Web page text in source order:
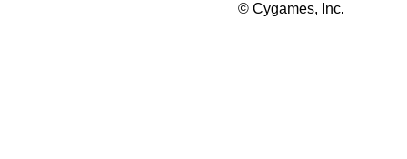
© Cygames, Inc.